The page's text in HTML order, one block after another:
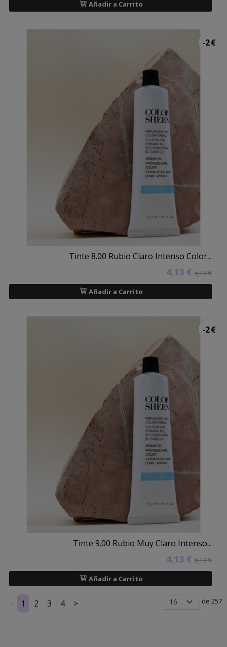
Añadir a Carrito
-2 €
Tinte 8.00 Rubio Claro Intenso Color...
4,13 € 6,13 €
Añadir a Carrito
-2 €
Tinte 9.00 Rubio Muy Claro Intenso...
4,13 € 6,13 €
Añadir a Carrito
1 2 3 4 > de 257